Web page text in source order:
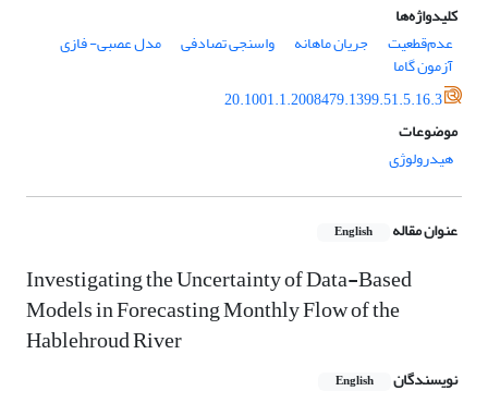
کلیدواژه‌ها
عدم‌قطعیت
جریان ماهانه واسنجی تصادفی مدل عصبی- فازی
آزمون گاما
20.1001.1.2008479.1399.51.5.16.3
موضوعات
هیدرولوژی
عنوان مقاله English
Investigating the Uncertainty of Data-Based
Models in Forecasting Monthly Flow of the
Hablehroud River
نویسندگان English